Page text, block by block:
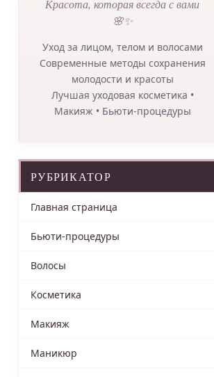
Красота, которая всегда с вами
🌸✨
Уход за лицом, телом и волосами
Современные методы сохранения
молодости и красоты
Лучшая уходовая косметика •
Макияж • Бьюти-процедуры
РУБРИКАТОР
Главная страница
Бьюти-процедуры
Волосы
Косметика
Макияж
Маникюр